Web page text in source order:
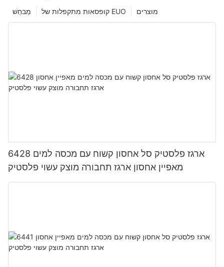
מוצרים קופסאות מתקפלות של EUO מַבחֵשׁ
6428 ארגז פלסטיק סל אחסון קשוח עם מכסה למים
מאפיין אחסון ארגז תחבורה מוצק עשוי פלסטיק